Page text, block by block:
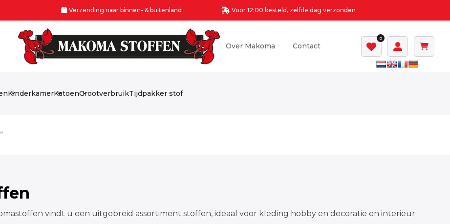
Verzending naar binnen- & buitenland Voor 12:00 besteld, zelfde dag verzonden
Over Makoma Contact
0
KinderkamerKatoenGrootverbruikTijdpakker stof
vindt u een uitgebreid assortiment stoffen, ideaal voor kleding hobby en decoratie en interieur